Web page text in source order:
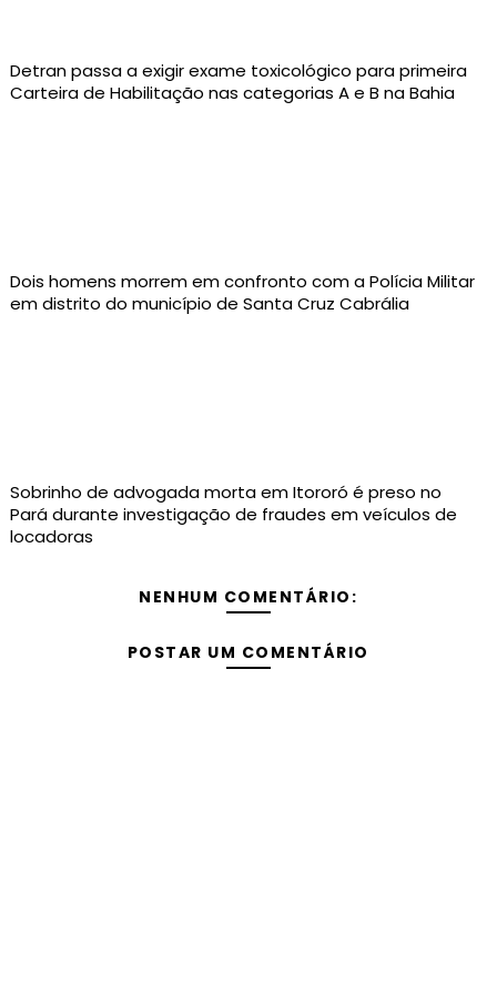
Detran passa a exigir exame toxicológico para primeira
Carteira de Habilitação nas categorias A e B na Bahia
Dois homens morrem em confronto com a Polícia Militar
em distrito do município de Santa Cruz Cabrália
Sobrinho de advogada morta em Itororó é preso no
Pará durante investigação de fraudes em veículos de
locadoras
NENHUM COMENTÁRIO:
POSTAR UM COMENTÁRIO